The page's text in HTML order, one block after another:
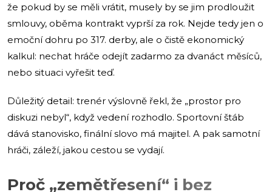
že pokud by se měli vrátit, musely by se jim prodloužit
smlouvy, oběma kontrakt vyprší za rok. Nejde tedy jen o
emoční dohru po 317. derby, ale o čistě ekonomický
kalkul: nechat hráče odejít zadarmo za dvanáct měsíců,
nebo situaci vyřešit teď.
Důležitý detail: trenér výslovně řekl, že „prostor pro
diskuzi nebyl“, když vedení rozhodlo. Sportovní štáb
dává stanovisko, finální slovo má majitel. A pak samotní
hráči, záleží, jakou cestou se vydají.
Proč „zemětřesení“ i bez